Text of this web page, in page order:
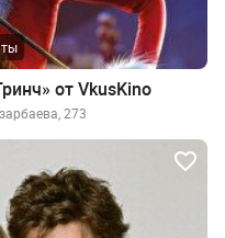
от VkusKino
273